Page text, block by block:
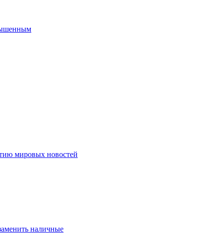
мировых новостей
нaличныe